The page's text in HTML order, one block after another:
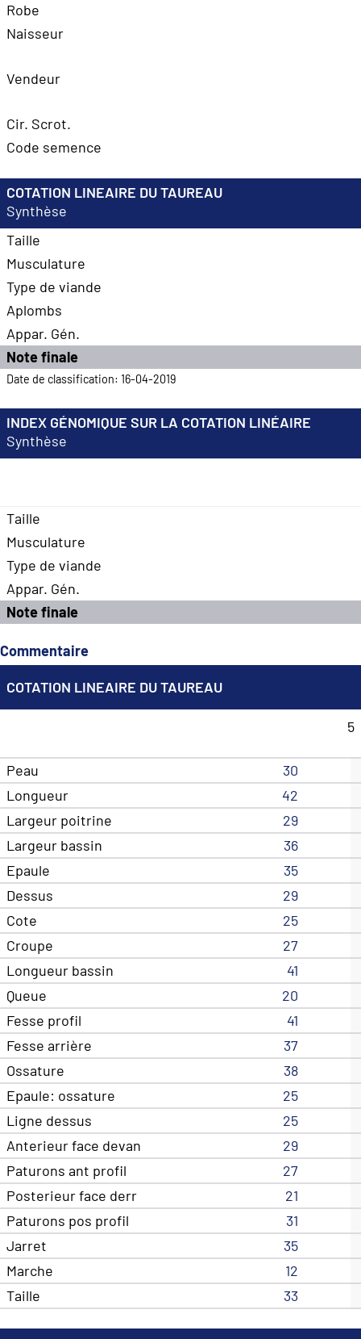
Robe
Naisseur
Vendeur
Cir. Scrot.
Code semence
COTATION LINEAIRE DU TAUREAU
Synthèse
Taille
Musculature
Type de viande
Aplombs
Appar. Gén.
Note finale
Date de classification: 16-04-2019
INDEX GÉNOMIQUE SUR LA COTATION LINÉAIRE
Synthèse
Taille
Musculature
Type de viande
Appar. Gén.
Note finale
Commentaire
COTATION LINEAIRE DU TAUREAU
5
Peau
30
Longueur
42
Largeur poitrine
29
Largeur bassin
36
Epaule
35
Dessus
29
Cote
25
Croupe
27
Longueur bassin
41
Queue
20
Fesse profil
41
Fesse arrière
37
Ossature
38
Epaule: ossature
25
Ligne dessus
25
Anterieur face devan
29
Paturons ant profil
27
Posterieur face derr
21
Paturons pos profil
31
Jarret
35
Marche
12
Taille
33